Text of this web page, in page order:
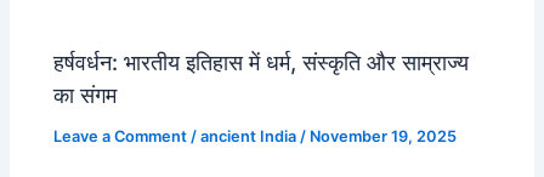
हर्षवर्धन: भारतीय इतिहास में धर्म, संस्कृति और साम्राज्य
का संगम
Leave a Comment /ancient India / November 19, 2025